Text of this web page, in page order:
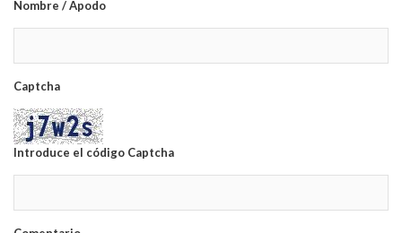
Nombre / Apodo
Captcha
Introduce el código Captcha